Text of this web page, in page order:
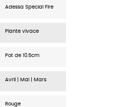
Adessa Special Fire
Plante vivace
Pot de 10.5cm
Avril | Mai | Mars
Rouge